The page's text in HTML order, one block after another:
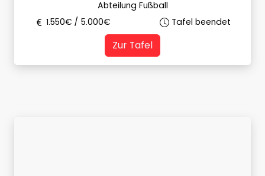
Abteilung Fußball
1.550€ / 5.000€ Tafel beendet
Zur Tafel